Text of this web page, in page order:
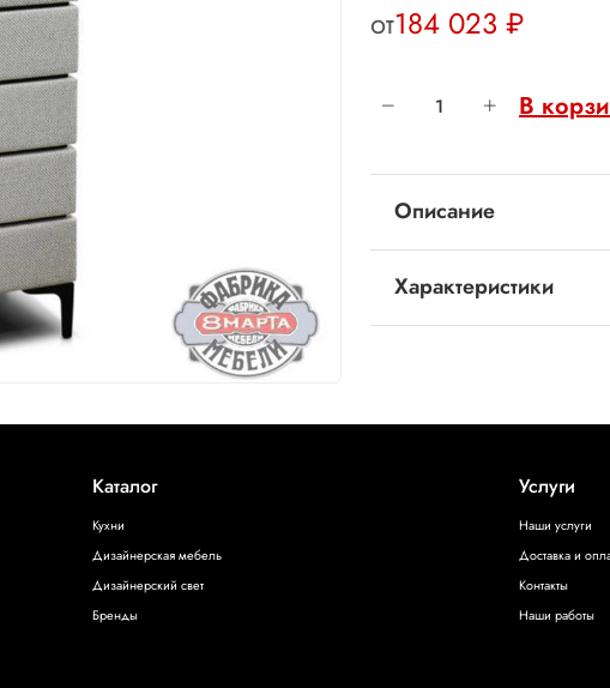
от184 023 ₽
В
Описание
Высокий узкий комод
современных интерьеров
гармонично вписаться в
Характеристики
Каталог
Кухни
Дизайнерская мебель
Дизайнерский свет
Бренды
Услуги
Наши услуги
Доставка и
Контакты
Наши работы